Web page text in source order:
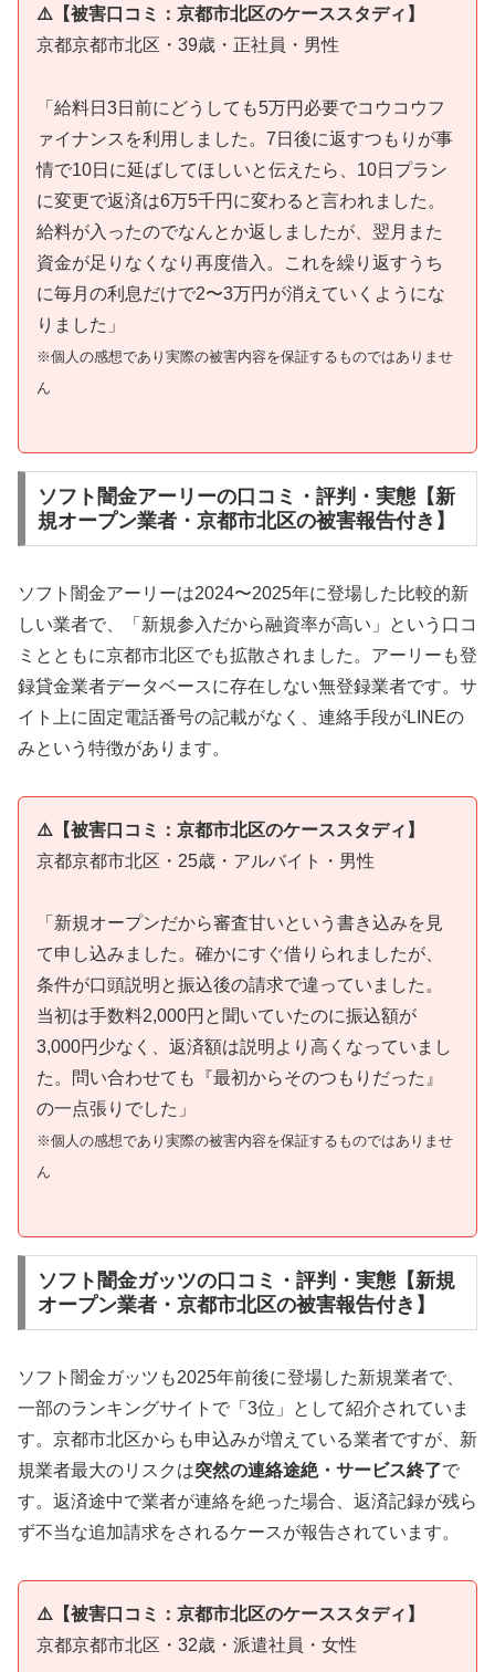
⚠️【被害口コミ：京都市北区のケーススタディ】
京都京都市北区・39歳・正社員・男性
「給料日3日前にどうしても5万円必要でコウコウフ
ァイナンスを利用しました。7日後に返すつもりが事
情で10日に延ばしてほしいと伝えたら、10日プラン
に変更で返済は6万5千円に変わると言われました。
給料が入ったのでなんとか返しましたが、翌月また
資金が足りなくなり再度借入。これを繰り返すうち
に毎月の利息だけで2〜3万円が消えていくようにな
りました」
※個人の感想であり実際の被害内容を保証するものではありませ
ん
ソフト闇金アーリーの口コミ・評判・実態【新
規オープン業者・京都市北区の被害報告付き】
ソフト闇金アーリーは2024〜2025年に登場した比較的新
しい業者で、「新規参入だから融資率が高い」という口コ
ミとともに京都市北区でも拡散されました。アーリーも登
録貸金業者データベースに存在しない無登録業者です。サ
イト上に固定電話番号の記載がなく、連絡手段がLINEの
みという特徴があります。
⚠️【被害口コミ：京都市北区のケーススタディ】
京都京都市北区・25歳・アルバイト・男性
「新規オープンだから審査甘いという書き込みを見
て申し込みました。確かにすぐ借りられましたが、
条件が口頭説明と振込後の請求で違っていました。
当初は手数料2,000円と聞いていたのに振込額が
3,000円少なく、返済額は説明より高くなっていまし
た。問い合わせても『最初からそのつもりだった』
の一点張りでした」
※個人の感想であり実際の被害内容を保証するものではありませ
ん
ソフト闇金ガッツの口コミ・評判・実態【新規
オープン業者・京都市北区の被害報告付き】
ソフト闇金ガッツも2025年前後に登場した新規業者で、
一部のランキングサイトで「3位」として紹介されていま
す。京都市北区からも申込みが増えている業者ですが、新
規業者最大のリスクは突然の連絡途絶・サービス終了で
す。返済途中で業者が連絡を絶った場合、返済記録が残ら
ず不当な追加請求をされるケースが報告されています。
⚠️【被害口コミ：京都市北区のケーススタディ】
京都京都市北区・32歳・派遣社員・女性